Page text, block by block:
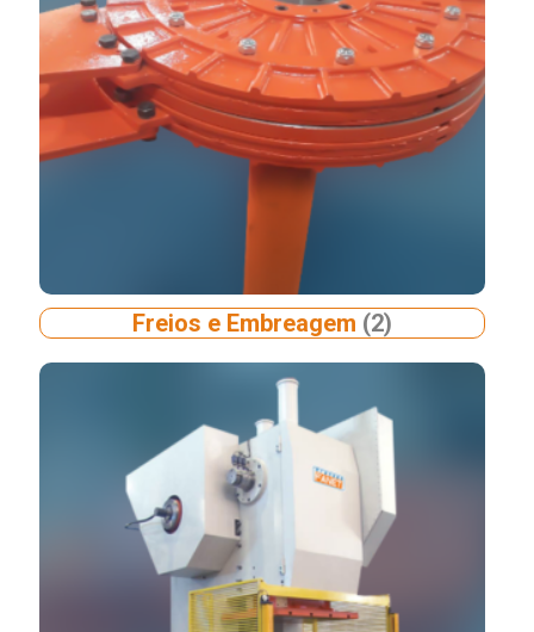
Freios e Embreagem (2)